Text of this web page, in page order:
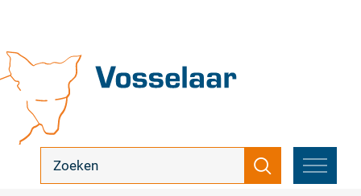
inhoud
Vosselaar
zoek
Zoeken
MENU